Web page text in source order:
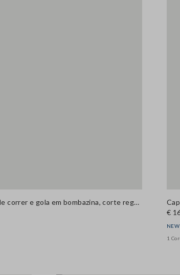
Casaco preto em mistura de algodão com fecho de correr e gola em bombazina, corte regular
€
1